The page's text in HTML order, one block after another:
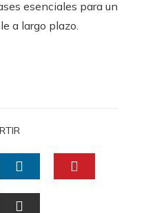
esenciales para un
a largo plazo.
LINKEDIN